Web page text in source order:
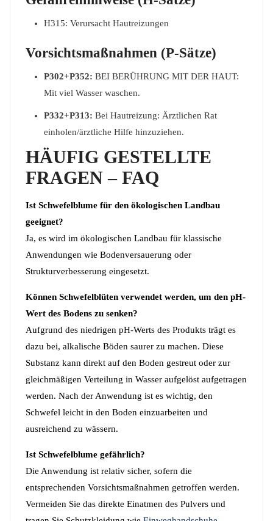
H315: Verursacht Hautreizungen
Vorsichtsmaßnahmen (P-Sätze)
P302+P352: BEI BERÜHRUNG MIT DER HAUT:
Mit viel Wasser waschen.
P332+P313: Bei Hautreizung: Ärztlichen Rat
einholen/ärztliche Hilfe hinzuziehen.
HÄUFIG GESTELLTE
FRAGEN – FAQ
Ist Schwefelblume für den ökologischen Landbau
geeignet?
Ja, es wird im ökologischen Landbau für klassische
Anwendungen wie Bodenversauerung oder
Strukturverbesserung eingesetzt.
Können Schwefelblüten verwendet werden, um den pH-
Wert des Bodens zu senken?
Aufgrund des niedrigen pH-Werts des Produkts trägt es
dazu bei, alkalische Böden saurer zu machen. Diese
Substanz kann direkt auf den Boden gestreut oder zur
gleichmäßigen Verteilung in Wasser aufgelöst aufgetragen
werden. Nach der Anwendung ist es wichtig, den
Schwefel leicht in den Boden einzuarbeiten und
ausreichend zu wässern.
Ist Schwefelblume gefährlich?
Die Anwendung ist relativ sicher, sofern die
entsprechenden Vorsichtsmaßnahmen getroffen werden.
Vermeiden Sie das direkte Einatmen des Pulvers und